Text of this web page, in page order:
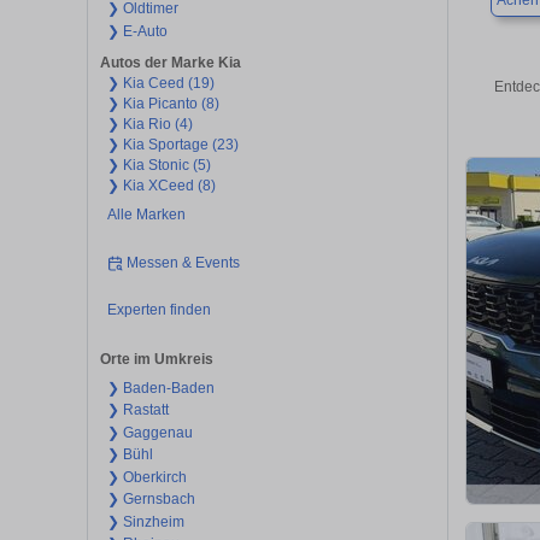
❯ Oldtimer
❯ E-Auto
Autos der Marke Kia
❯ Kia Ceed (19)
❯ Kia Picanto (8)
❯ Kia Rio (4)
❯ Kia Sportage (23)
❯ Kia Stonic (5)
❯ Kia XCeed (8)
Alle Marken
Messen & Events
Experten finden
Orte im Umkreis
❯ Baden-Baden
❯ Rastatt
❯ Gaggenau
❯ Bühl
❯ Oberkirch
❯ Gernsbach
❯ Sinzheim